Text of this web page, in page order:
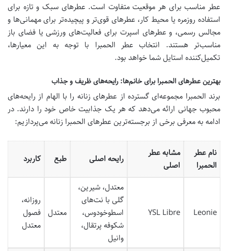
عطر مناسب برای هر موقعیت متفاوت است. عطرهای سبک و تازه برای
استفاده روزمره یا محیط کار، عطرهای قوی‌تر و پیچیده‌تر برای مهمانی‌ها و
مجالس رسمی، و عطرهای اسپرت برای فعالیت‌های ورزشی یا فضای باز
مناسب‌تر هستند. انتخاب عطر الحمبرا با توجه به این معیارها،
تکمیل‌کننده استایل شما خواهد بود.
بهترین عطرهای الحمبرا برای خانم‌ها: رایحه‌های ظریف و جذاب
برند الحمبرا مجموعه‌ای گسترده از عطرهای زنانه را با الهام از رایحه‌های
محبوب جهانی ارائه می‌دهد که هر یک جذابیت خاص خود را دارند. در
ادامه به معرفی برخی از برجسته‌ترین عطرهای الحمبرا زنانه می‌پردازیم:
نام عطر
الحمبرا
مشابه عطر
اصلی
رایحه اصلی طبع کاربرد
Leonie
YSL Libre
معتدل، شیرین،
گلی با نت‌های
اسطوخودوس،
شکوفه پرتقال،
وانیل
معتدل
روزانه،
فصول
معتدل